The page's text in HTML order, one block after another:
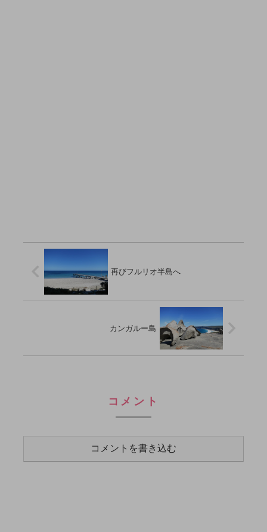
再びフルリオ半島へ
カンガルー島
コメント
コメントを書き込む